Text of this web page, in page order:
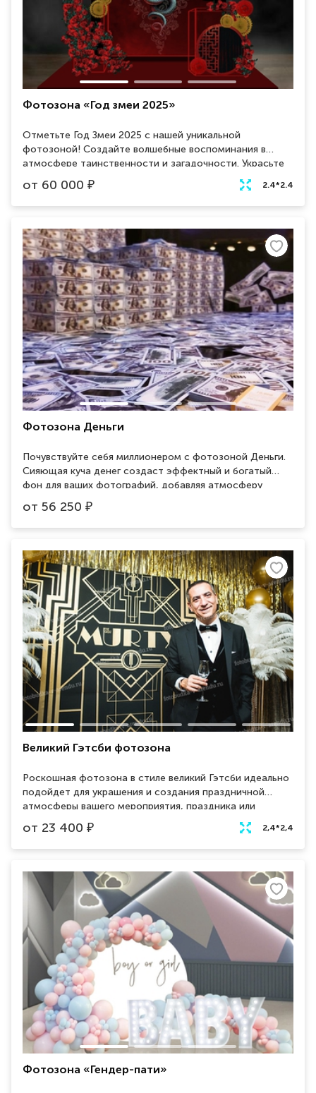
Фотозона «Год змеи 2025»
Отметьте Год Змеи 2025 с нашей уникальной
фотозоной! Создайте волшебные воспоминания в
атмосфере таинственности и загадочности. Украсьте
ваш праздник необычными и яркими фотографиями,
запечатлев самые яркие моменты вашего праздника.
Забронируйте фотозону прямо сейчас и сделайте ваш
от 60 000 ₽ 2.4*2.4
Фотозона Деньги
Почувствуйте себя миллионером с фотозоной Деньги.
Сияющая куча денег создаст эффектный и богатый
фон для ваших фотографий, добавляя атмосферу
успеха и роскоши.
от 56 250 ₽
Великий Гэтсби фотозона
Роскошная фотозона в стиле великий Гэтсби идеально
подойдет для украшения и создания праздничной
атмосферы вашего мероприятия, праздника или
вечеринки.
от 23 400 ₽ 2,4*2,4
Фотозона «Гендер-пати»